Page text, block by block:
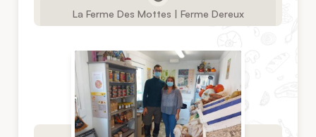
La Ferme Des Mottes | Ferme Dereux